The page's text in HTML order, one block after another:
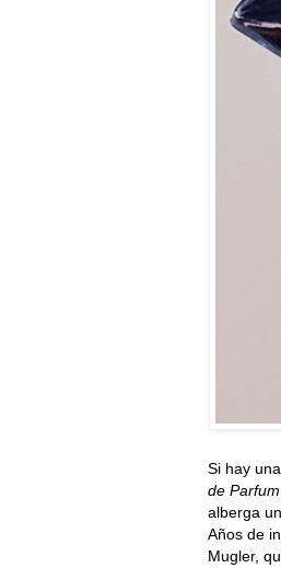
Si hay
de Parfum
alberga
Años de
Mugler,